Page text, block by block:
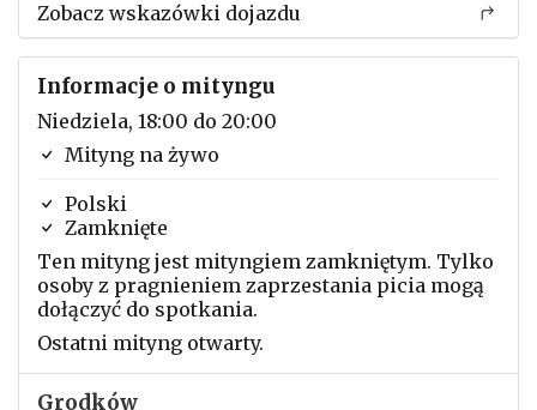
Zobacz wskazówki dojazdu
Informacje o mityngu
Niedziela, 18:00 do 20:00
Mityng na żywo
Polski
Zamknięte
Ten mityng jest mityngiem zamkniętym. Tylko
osoby z pragnieniem zaprzestania picia mogą
dołączyć do spotkania.
Ostatni mityng otwarty.
Grodków